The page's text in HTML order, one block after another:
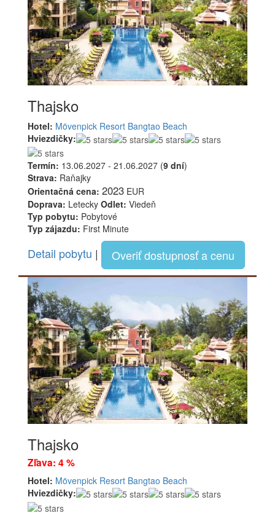
Thajsko
Hotel: Mövenpick Resort Bangtao Beach
Hviezdičky:
Termín: 13.06.2027 - 21.06.2027 (9 dní)
Strava: Raňajky
Orientačná cena: 2023 EUR
Doprava: Letecky Odlet: Viedeň
Typ pobytu: Pobytové
Typ zájazdu: First Minute
Detail pobytu | Overiť dostupnosť a cenu
Thajsko
Zľava: 4 %
Hotel: Mövenpick Resort Bangtao Beach
Hviezdičky: